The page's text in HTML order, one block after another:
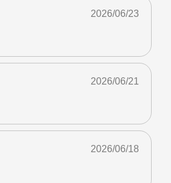
2026/06/23
2026/06/21
2026/06/18